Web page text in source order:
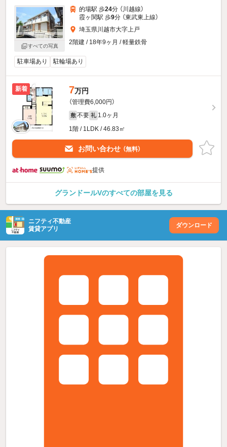
すべての写真
的場駅 歩24分 （川越線）
霞ヶ関駅 歩9分 （東武東上線）
埼玉県川越市大字上戸
2階建 / 18年9ヶ月 / 軽量鉄骨
駐車場あり 駐輪場あり
新着 7万円
（管理費6,000円）
敷 不要 礼 1.0ヶ月
1階 / 1LDK / 46.83㎡
お問い合わせ （無料）
提供
グランドールVのすべての部屋を見る
ニフティ不動産
賃貸アプリ
ダウンロード